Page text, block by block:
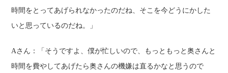
時間をとってあげられなかったのだね、そこを今どうにかした
いと思っているのだね。」
Aさん：
「そうですよ、僕が忙しいので、もっともっと奥さんと
時間を費やしてあげたら奥さんの機嫌は直るかなと思うので